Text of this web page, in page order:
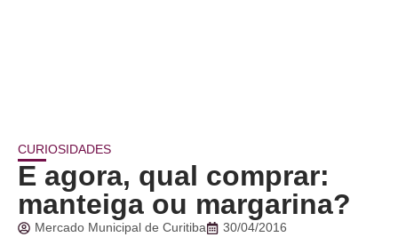
CURIOSIDADES
E agora, qual comprar:
manteiga ou margarina?
Mercado Municipal de Curitiba 30/04/2016